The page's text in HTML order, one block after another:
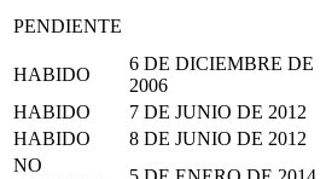
PENDIENTE
HABIDO
6 DE DICIEMBRE DE
2006
HABIDO
7 DE JUNIO DE 2012
HABIDO
8 DE JUNIO DE 2012
NO